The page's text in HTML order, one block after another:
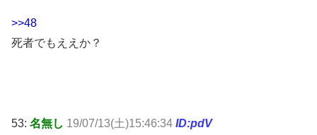
>>48
死者でもええか？
53: 名無し 19/07/13(土)15:46:34 ID:pdV